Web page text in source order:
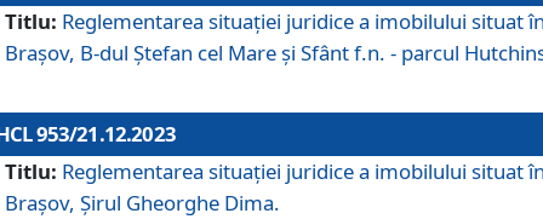
Titlu: Reglementarea situației juridice a imobilului situat
Brașov, B-dul Ștefan cel Mare și Sfânt f.n. - parcul
953/21.12.2023
Titlu: Reglementarea situației juridice a imobilului situat
Brașov, Șirul Gheorghe Dima.